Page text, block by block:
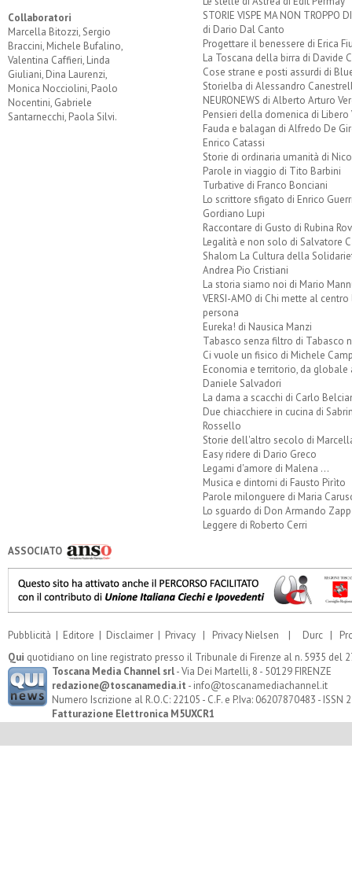
Collaboratori
Marcella Bitozzi, Sergio
Braccini, Michele Bufalino,
Valentina Caffieri, Linda
Giuliani, Dina Laurenzi,
Monica Nocciolini, Paolo
Nocentini, Gabriele
Santarnecchi, Paola Silvi.
STORIE VISPE MA NON TROPPO
di Dario Dal Canto
Progettare il benessere di Erica
La Toscana della birra di Davide
Cose strane e posti assurdi di
Storielba di Alessandro
NEURONEWS di Alberto Arturo
Pensieri della domenica di Libero
Fauda e balagan di Alfredo De
Enrico Catassi
Storie di ordinaria umanità di
Parole in viaggio di Tito Barbini
Turbative di Franco Bonciani
Lo scrittore sfigato di Enrico
Gordiano Lupi
Raccontare di Gusto di Rubina
Legalità e non solo di Salvatore
Shalom La Cultura della
Andrea Pio Cristiani
La storia siamo noi di Mario
VERSI-AMO di Chi mette al centro
persona
Eureka! di Nausica Manzi
Tabasco senza filtro di Tabasco
Ci vuole un fisico di Michele
Economia e territorio, da globale
Daniele Salvadori
La dama a scacchi di Carlo
Due chiacchiere in cucina di
Rossello
Storie dell'altro secolo di
Easy ridere di Dario Greco
Legami d'amore di Malena ...
Musica e dintorni di Fausto Pirìto
Parole milonguere di Maria
Lo sguardo di Don Armando
Leggere di Roberto Cerri
ASSOCIATO
Pubblicità | Editore | Disclaimer | Privacy | Privacy Nielsen | Durc |
Qui quotidiano on line registrato presso il Tribunale di Firenze al n. 5935 del
Toscana Media Channel srl- Via Dei Martelli, 8 - 50129 FIRENZE
redazione@toscanamedia.it - info@toscanamediachannel.it
Numero Iscrizione al R.O.C: 22105 - C.F. e P.Iva: 06207870483 - ISSN
Fatturazione Elettronica M5UXCR1